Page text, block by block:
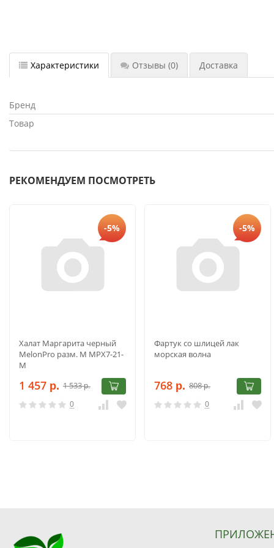
Характеристики Отзывы (0) Доставка
Бренд
Товар
РЕКОМЕНДУЕМ ПОСМОТРЕТЬ
-5%
Халат Маргарита черный
MelonPro разм. M МРХ7-21-
M
1 457 р. 1 533р.
0
-5%
Фартук со шлицей лак
морская волна
768 р. 808р.
0